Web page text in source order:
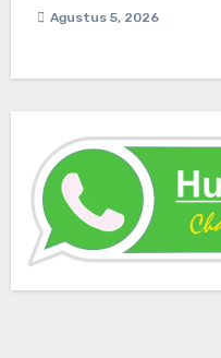
Agustus 5, 2026